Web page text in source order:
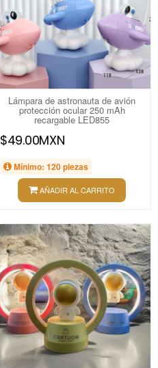
Lámpara de astronauta de avión
protección ocular 250 mAh
recargable LED855
$49.00MXN
Mínimo: 120 piezas
AÑADIR AL CARRITO